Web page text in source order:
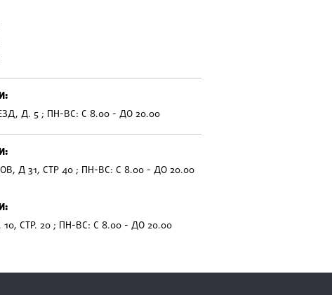
Д. 5 ; ПН-ВС: С 8.00 - ДО 20.00
Д 31, СТР 40 ; ПН-ВС: С 8.00 - ДО 20.00
СТР. 20 ; ПН-ВС: С 8.00 - ДО 20.00